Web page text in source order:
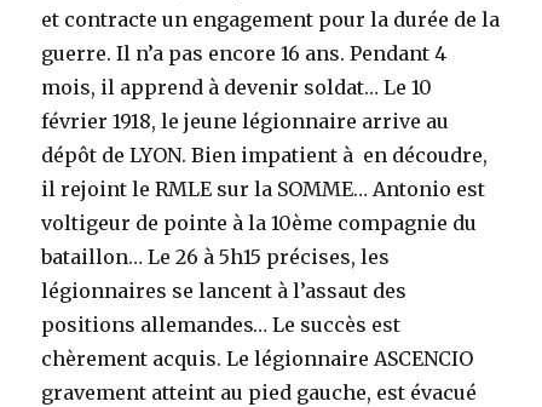
et contracte un engagement pour la durée de la
guerre. Il n’a pas encore 16 ans. Pendant 4
mois, il apprend à devenir soldat… Le 10
février 1918, le jeune légionnaire arrive au
dépôt de LYON. Bien impatient à en découdre,
il rejoint le RMLE sur la SOMME… Antonio est
voltigeur de pointe à la 10ème compagnie du
bataillon… Le 26 à 5h15 précises, les
légionnaires se lancent à l’assaut des
positions allemandes… Le succès est
chèrement acquis. Le légionnaire ASCENCIO
gravement atteint au pied gauche, est évacué